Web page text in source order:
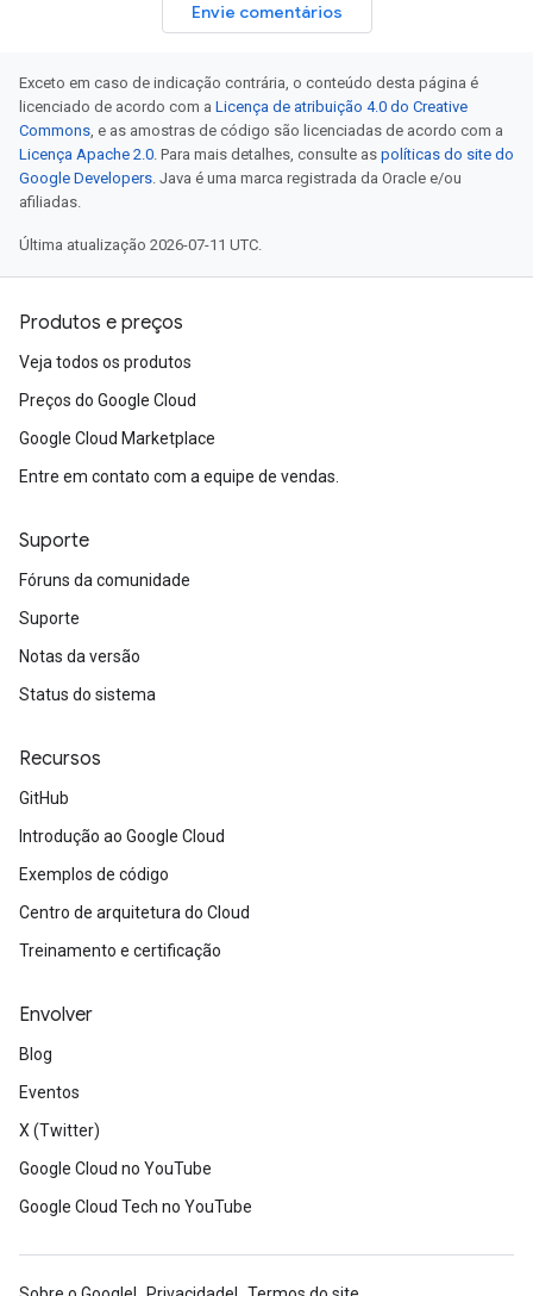
Envie comentários
Exceto em caso de indicação contrária, o conteúdo desta página é
licenciado de acordo com a Licença de atribuição 4.0 do Creative
Commons, e as amostras de código são licenciadas de acordo com a
Licença Apache 2.0. Para mais detalhes, consulte as políticas do site do
Google Developers. Java é uma marca registrada da Oracle e/ou
afiliadas.
Última atualização 2026-07-11 UTC.
Produtos e preços
Veja todos os produtos
Preços do Google Cloud
Google Cloud Marketplace
Entre em contato com a equipe de vendas.
Suporte
Fóruns da comunidade
Suporte
Notas da versão
Status do sistema
Recursos
GitHub
Introdução ao Google Cloud
Exemplos de código
Centro de arquitetura do Cloud
Treinamento e certificação
Envolver
Blog
Eventos
X (Twitter)
Google Cloud no YouTube
Google Cloud Tech no YouTube